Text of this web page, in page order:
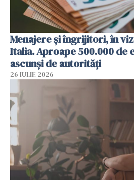
Menajere și îngrijitori, în
Italia. Aproape 500.000 de
ascunși de autorități
26 IULIE 2026